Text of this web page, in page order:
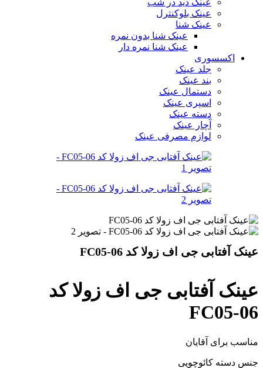
عینک دید در شب
عینک بلوکنترل
عینک شنا
عینک شنا بدون نمره
عینک شنا نمره دار
اکسسوری
جلد عینک
بند عینک
دستمال عینک
اسپری عینک
دسته عینک
آچار عینک
لوازم مصرفی عینک
عینک آفتابی جی اف زولا کد FC05-06
عینک آفتابی جی اف زولا کد
FC05-06
مناسب برای آقایان
جنس دسته کائوچویی